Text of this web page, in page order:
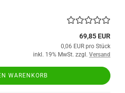
69,85 EUR
0,06 EUR pro Stück
inkl. 19% MwSt. zzgl. Versand
WARENKORB